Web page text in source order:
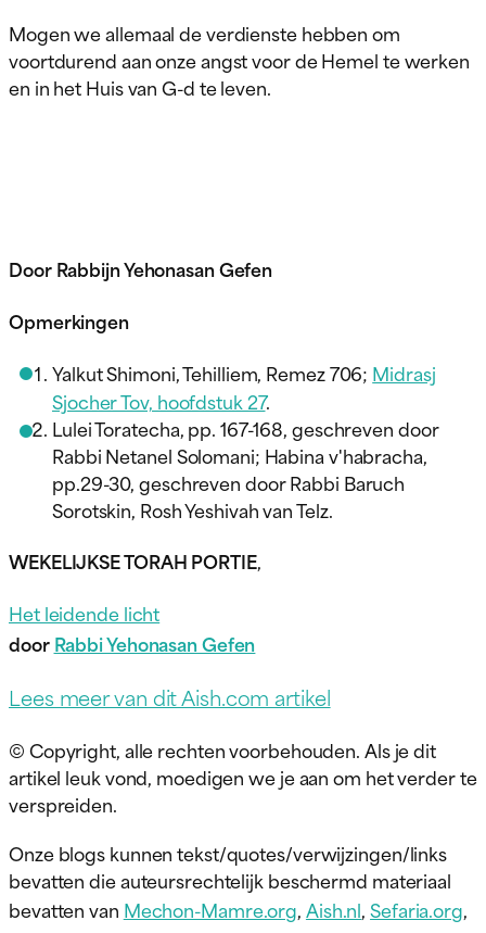
Mogen we allemaal de verdienste hebben om
voortdurend aan onze angst voor de Hemel te werken
en in het Huis van G-d te leven.
Door Rabbijn Yehonasan Gefen
Opmerkingen
Yalkut Shimoni, Tehilliem, Remez 706; Midrasj
Sjocher Tov, hoofdstuk 27.
Lulei Toratecha, pp. 167-168, geschreven door
Rabbi Netanel Solomani; Habina v'habracha,
pp.29-30, geschreven door Rabbi Baruch
Sorotskin, Rosh Yeshivah van Telz.
WEKELIJKSE TORAH PORTIE,
Het leidende licht
doorRabbi Yehonasan Gefen
Lees meer van dit Aish.com artikel
© Copyright, alle rechten voorbehouden. Als je dit
artikel leuk vond, moedigen we je aan om het verder te
verspreiden.
Onze blogs kunnen tekst/quotes/verwijzingen/links
bevatten die auteursrechtelijk beschermd materiaal
bevatten van Mechon-Mamre.org,Aish.nl,Sefaria.org,